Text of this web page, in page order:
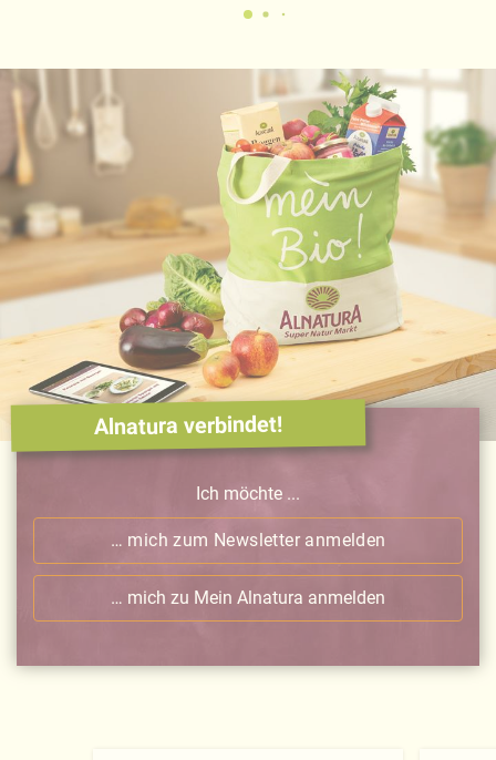
Alnatura verbindet!
Ich möchte ...
… mich zum Newsletter anmelden
… mich zu Mein Alnatura anmelden